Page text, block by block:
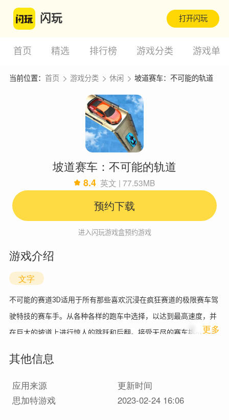
闪玩 打开闪玩
首页 精选 排行榜 游戏分类 游戏单
当前位置： 首页 游戏分类 休闲 坡道赛车：不可能的轨道
坡道赛车：不可能的轨道
8.4 英文 | 77.53MB
预约下载
进入闪玩游戏盒预约游戏
游戏介绍
文字
不可能的赛道3D适用于所有那些喜欢沉浸在疯狂赛道的极限赛车驾
驶特技的赛车手。从各种各样的跑车中选择，以达到最高速度，并
在巨大的坡道上进行惊人的跳跃和后翻。接受无尽的赛车挑战，克
戏中的舷梯征服者。
1 更多
其他信息
应用来源
更新时间
思加特游戏
2023-02-24 16:06